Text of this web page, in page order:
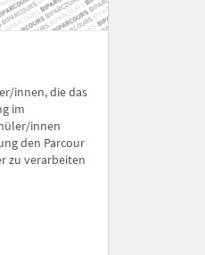
innen, die das
im
innen
den Parcour
zu verarbeiten